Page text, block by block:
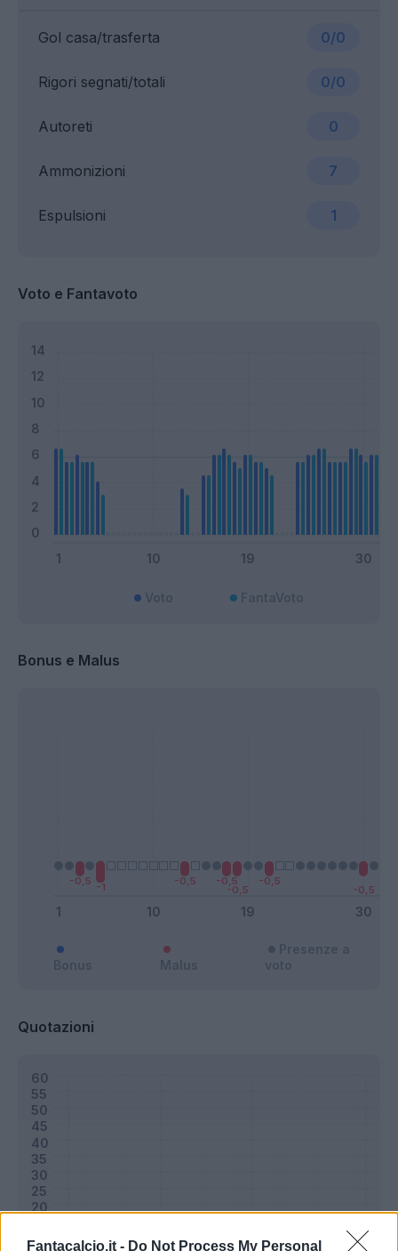
Fantacalcio.it - Do Not Process My Personal
Gol casa/trasferta 0/0
Ammonizioni 7
Rigori segnati/totali 0/0
Espulsioni 1
Autoreti 0
Voto e Fantavoto
Bonus e Malus
Quotazioni